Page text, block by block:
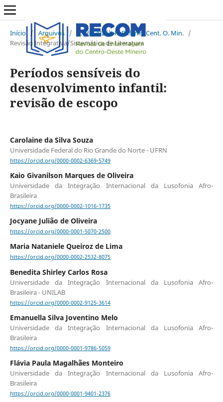
Início / Arquivos / v. 16 (2026): R. Enferm. Cent. O. Min. /
Revisão Integrativa/Sistemática de Literatura
Períodos sensíveis do
desenvolvimento infantil:
revisão de escopo
Carolaine da Silva Souza
Universidade Federal do Rio Grande do Norte - UFRN
https://orcid.org/0000-0002-6369-5749
Kaio Givanilson Marques de Oliveira
Universidade da Integração Internacional da Lusofonia Afro-
Brasileira
https://orcid.org/0000-0002-1016-1735
Jocyane Julião de Oliveira
https://orcid.org/0000-0001-5070-2500
Maria Nataniele Queiroz de Lima
https://orcid.org/0000-0002-2532-8075
Benedita Shirley Carlos Rosa
Universidade da Integração Internacional da Lusofonia Afro-
Brasileira - UNILAB
https://orcid.org/0000-0002-9125-3614
Emanuella Silva Joventino Melo
Universidade da Integração Internacional da Lusofonia Afro-
Brasileira
https://orcid.org/0000-0001-9786-5059
Flávia Paula Magalhães Monteiro
Universidade da Integração Internacional da Lusofonia Afro-
Brasileira
https://orcid.org/0000-0001-9401-2376